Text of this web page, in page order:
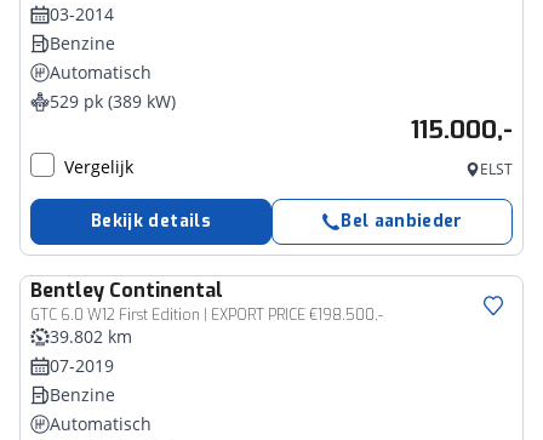
03-2014
Benzine
Automatisch
529 pk (389 kW)
115.000,-
Vergelijk ELST
Bekijk details Bel aanbieder
Bentley Continental
GTC 6.0 W12 First Edition | EXPORT PRICE €198.500,-
39.802 km
07-2019
Benzine
Automatisch